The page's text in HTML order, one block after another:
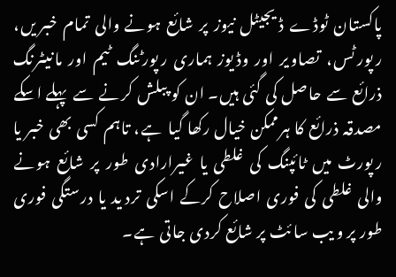
پاکستان ٹوڈے ڈیجیٹل نیوز پر شائع ہونے والی تمام خبریں،
رپورٹس، تصاویر اور وڈیوز ہماری رپورٹنگ ٹیم اور مانیٹرنگ
ذرائع سے حاصل کی گئی ہیں۔ ان کو پبلش کرنے سے پہلے اسکے
مصدقہ ذرائع کا ہرممکن خیال رکھا گیا ہے، تاہم کسی بھی خبر یا
رپورٹ میں ٹائپنگ کی غلطی یا غیرارادی طور پر شائع ہونے
والی غلطی کی فوری اصلاح کرکے اسکی تردید یا درستگی فوری
طور پر ویب سائٹ پر شائع کردی جاتی ہے۔